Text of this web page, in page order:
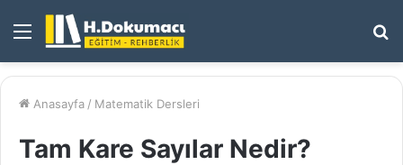
Menü
Anasayfa / Matematik Dersleri
Tam Kare Sayılar Nedir?